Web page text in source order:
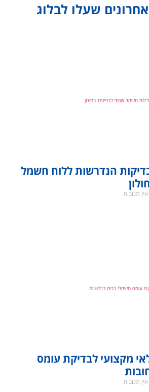
שעלו לבלוג
הנדרשות ללוח חשמל
אין תגובות
מקצועי לבדיקת עומס
אין תגובות